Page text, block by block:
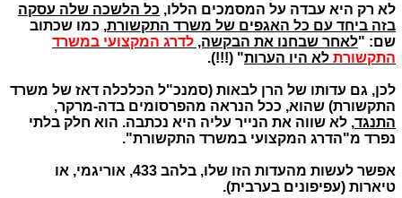
לא רק היא עבדה על המסמכים הללו, כל הלשכה שלה עסקה
בזה ביחד עם כל האגפים של משרד התקשורת, כמו שכתוב
שם: "לאחר שבחנו את הבקשה, לדרג המקצועי במשרד
התקשורת לא היו הערות" (!!!).
לכן, גם עדותו של הרן לבאות (סמנכ"ל הכלכלה דאז של משרד
התקשורת) שהוא, ככל הנראה מהפרסומים בדה-מרקר,
התנגד, לא שווה את הנייר עליה היא נכתבה. הוא חלק בלתי
נפרד מ"הדרג המקצועי במשרד התקשורת".
אפשר לעשות מהעדות הזו שלו, בלהב 433, אוריגמי, או
טיארות (עפיפונים בערבית).